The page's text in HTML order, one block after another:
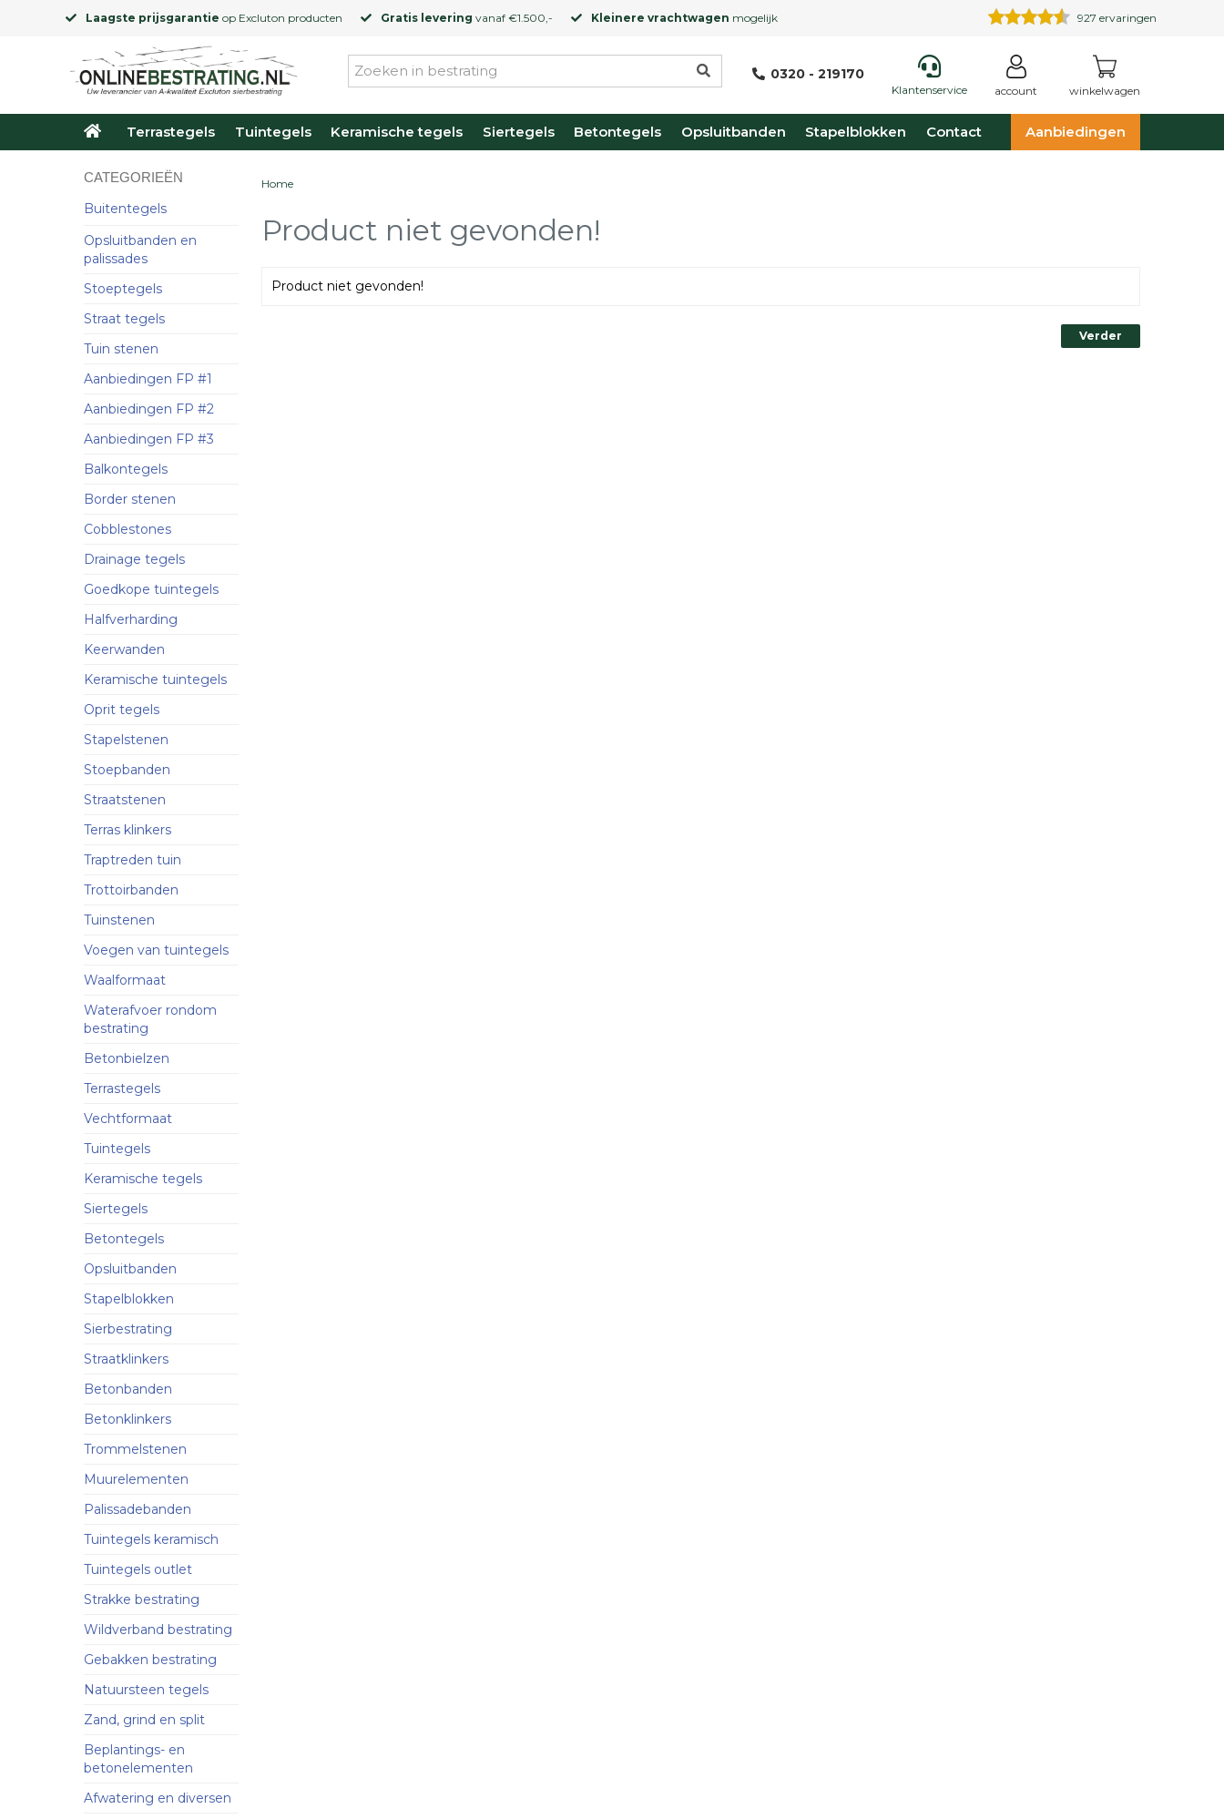
Laagste prijsgarantie op Excluton producten Gratis levering vanaf €1.500,- Kleinere vrachtwagen mogelijk 927 ervaringen
0320 - 219170
Klantenservice account winkelwagen
Terrastegels Tuintegels Keramische tegels Siertegels Betontegels Opsluitbanden Stapelblokken Contact Aanbiedingen
CATEGORIEËN
Buitentegels
Opsluitbanden en
palissades
Stoeptegels
Straat tegels
Tuin stenen
Aanbiedingen FP #1
Aanbiedingen FP #2
Aanbiedingen FP #3
Balkontegels
Border stenen
Cobblestones
Drainage tegels
Goedkope tuintegels
Halfverharding
Keerwanden
Keramische tuintegels
Oprit tegels
Stapelstenen
Stoepbanden
Straatstenen
Terras klinkers
Traptreden tuin
Trottoirbanden
Tuinstenen
Voegen van tuintegels
Waalformaat
Waterafvoer rondom
bestrating
Betonbielzen
Terrastegels
Vechtformaat
Tuintegels
Keramische tegels
Siertegels
Betontegels
Opsluitbanden
Stapelblokken
Sierbestrating
Straatklinkers
Betonbanden
Betonklinkers
Trommelstenen
Muurelementen
Palissadebanden
Tuintegels keramisch
Tuintegels outlet
Strakke bestrating
Wildverband bestrating
Gebakken bestrating
Natuursteen tegels
Zand, grind en split
Beplantings- en
betonelementen
Afwatering en diversen
Home
Product niet gevonden!
Product niet gevonden!
Verder